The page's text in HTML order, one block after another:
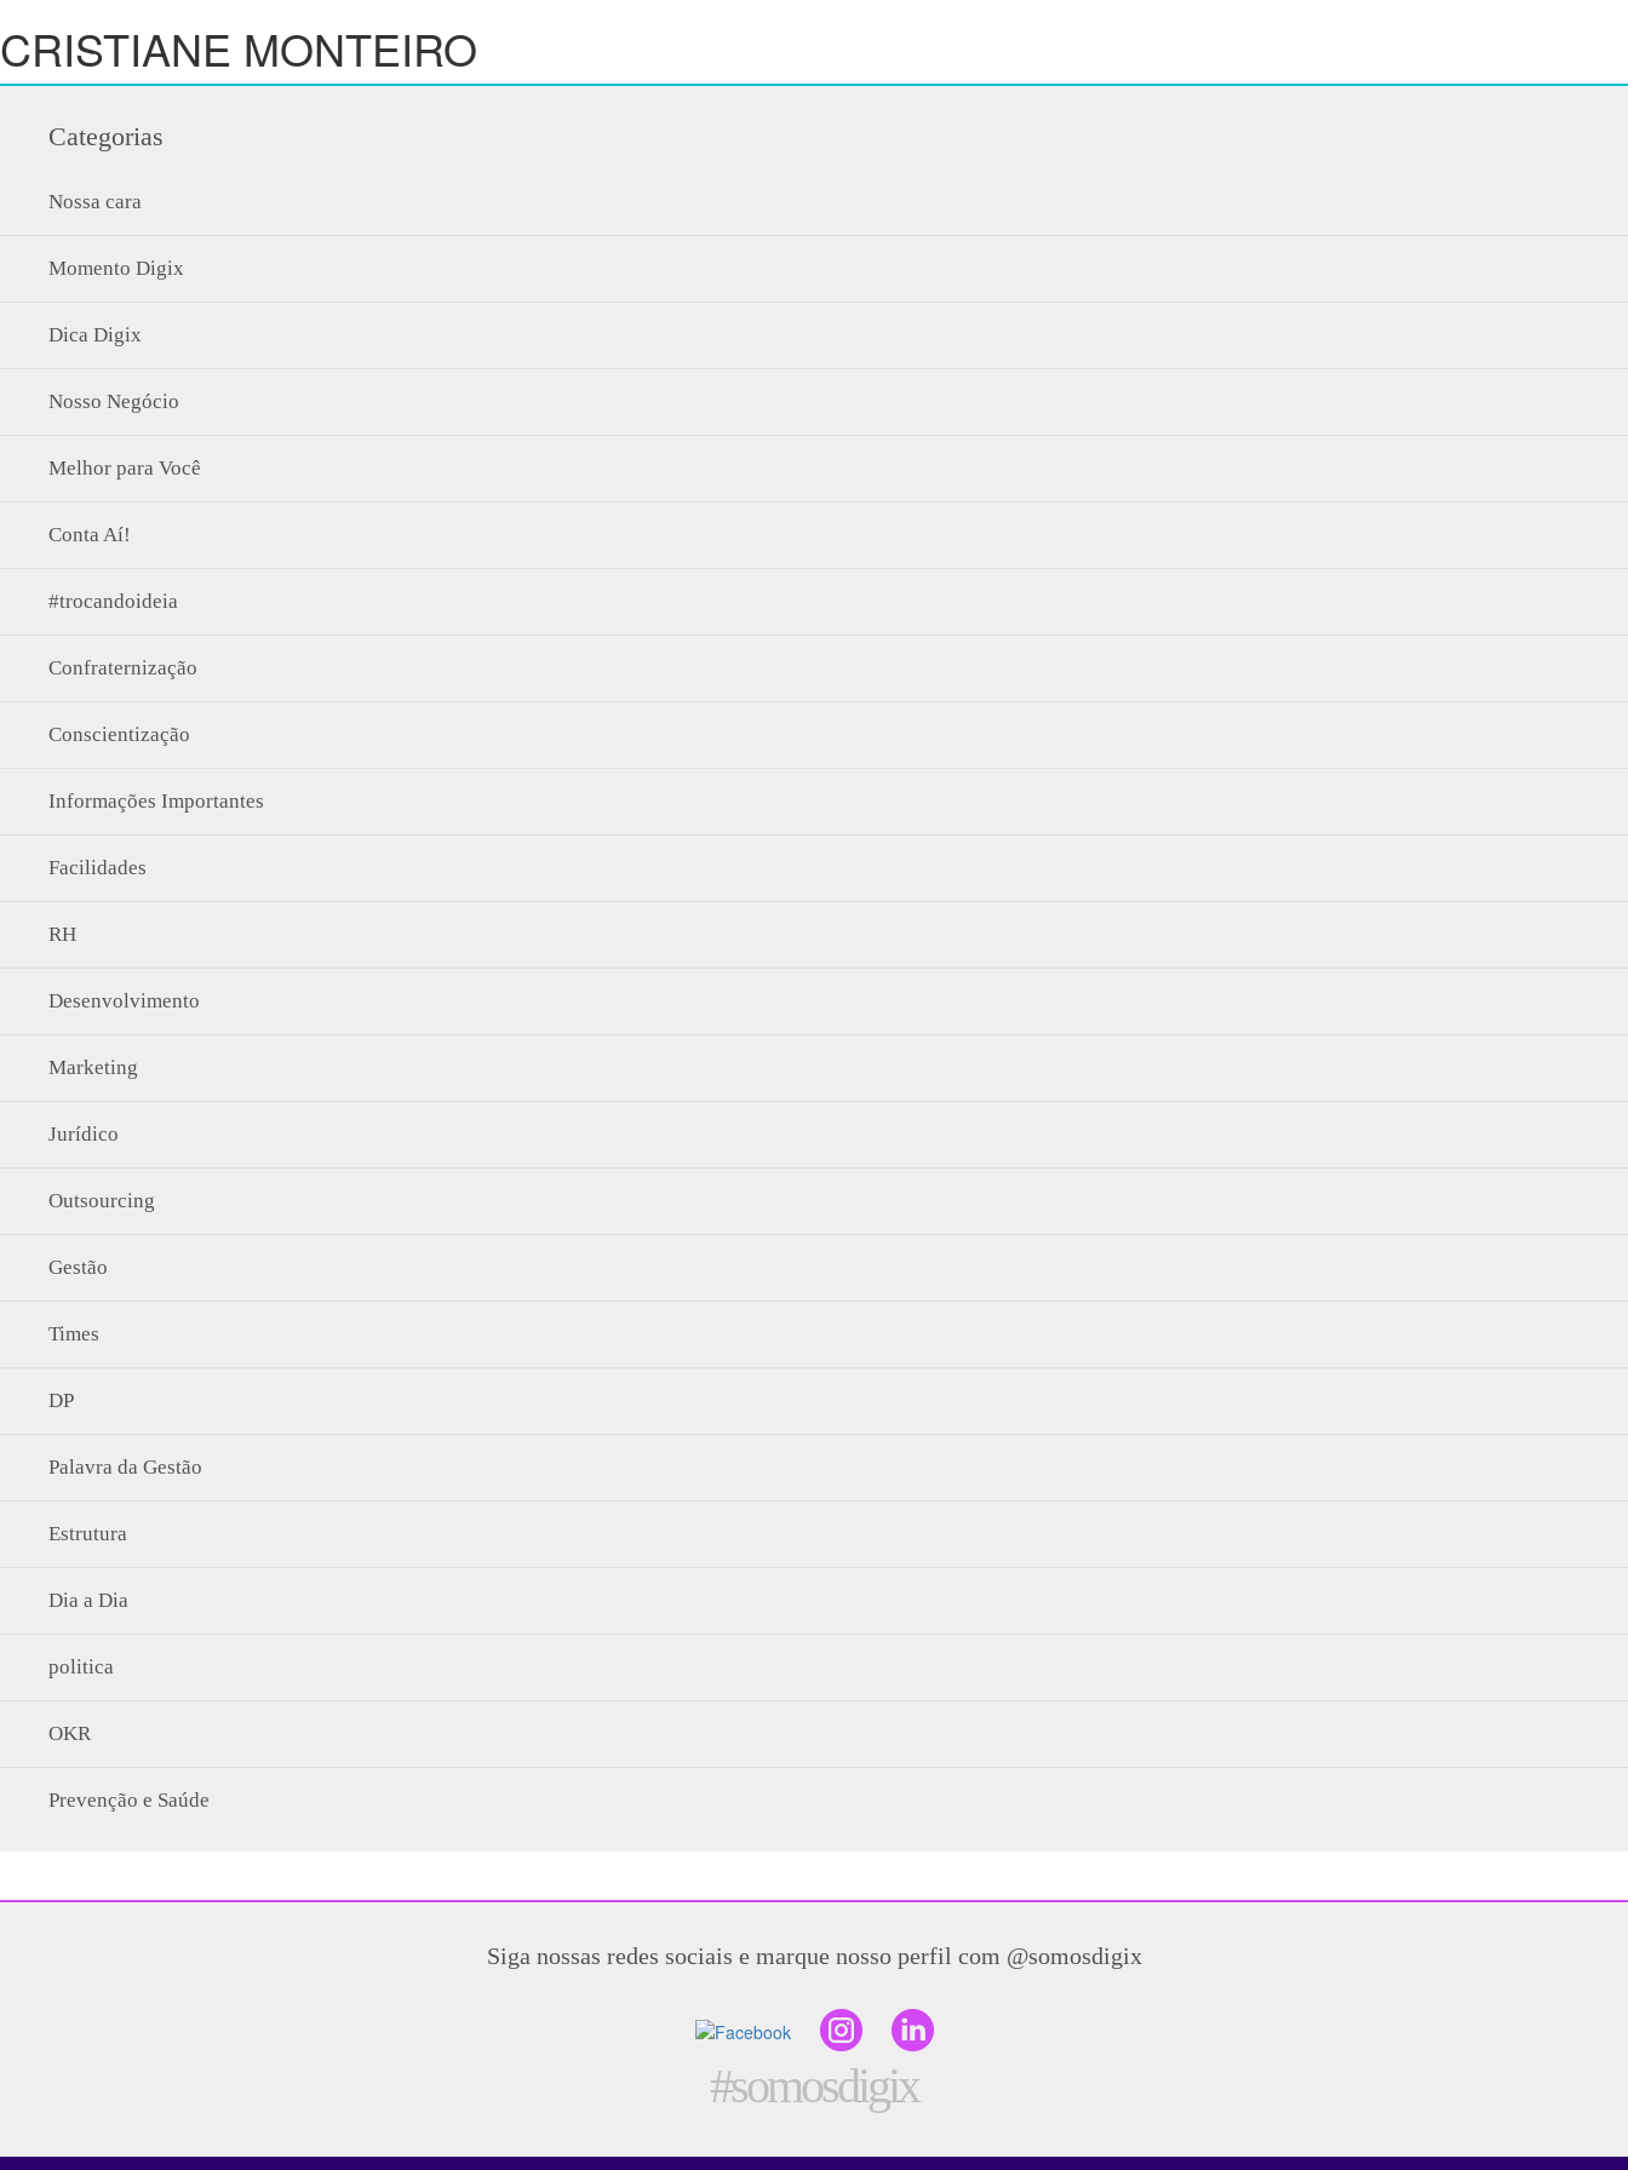
CRISTIANE MONTEIRO
Categorias
Nossa cara
Momento Digix
Dica Digix
Nosso Negócio
Melhor para Você
Conta Aí!
#trocandoideia
Confraternização
Conscientização
Informações Importantes
Facilidades
RH
Desenvolvimento
Marketing
Jurídico
Outsourcing
Gestão
Times
DP
Palavra da Gestão
Estrutura
Dia a Dia
politica
OKR
Prevenção e Saúde
Siga nossas redes sociais e marque nosso perfil com @somosdigix
#somosdigix